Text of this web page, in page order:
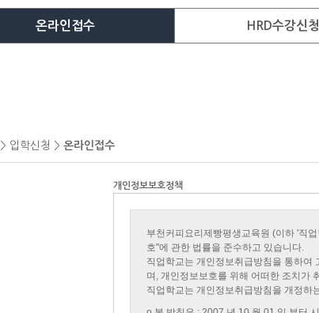
온라인접수 HRD수강신청
> 입학신청 > 온라인접수
개인정보보호정책